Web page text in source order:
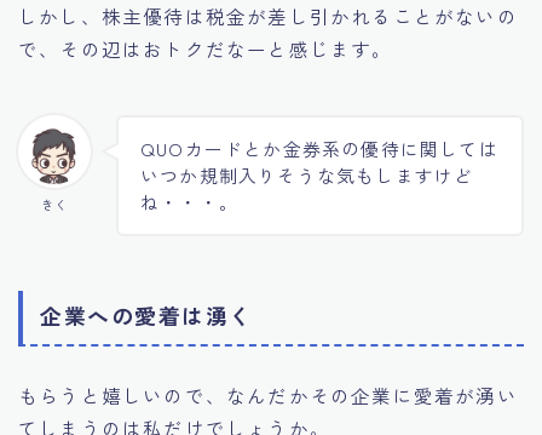
しかし、株主優待は税金が差し引かれることがないの
で、その辺はおトクだなーと感じます。
きく
QUOカードとか金券系の優待に関しては
いつか規制入りそうな気もしますけど
ね・・・。
企業への愛着は湧く
もらうと嬉しいので、なんだかその企業に愛着が湧い
てしまうのは私だけでしょうか。